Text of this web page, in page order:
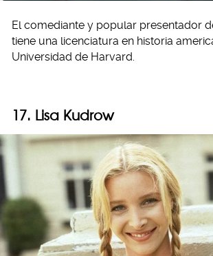
El comediante y popular presentador
tiene una licenciatura en historia
Universidad de Harvard.
17. Lisa Kudrow